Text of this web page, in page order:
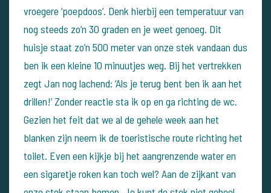
vroegere ‘poepdoos’. Denk hierbij een temperatuur van
nog steeds zo’n 30 graden en je weet genoeg. Dit
huisje staat zo’n 500 meter van onze stek vandaan dus
ben ik een kleine 10 minuutjes weg. Bij het vertrekken
zegt Jan nog lachend: ‘Als je terug bent ben ik aan het
drillen!’ Zonder reactie sta ik op en ga richting de wc.
Gezien het feit dat we al de gehele week aan het
blanken zijn neem ik de toeristische route richting het
toilet. Even een kijkje bij het aangrenzende water en
een sigaretje roken kan toch wel? Aan de zijkant van